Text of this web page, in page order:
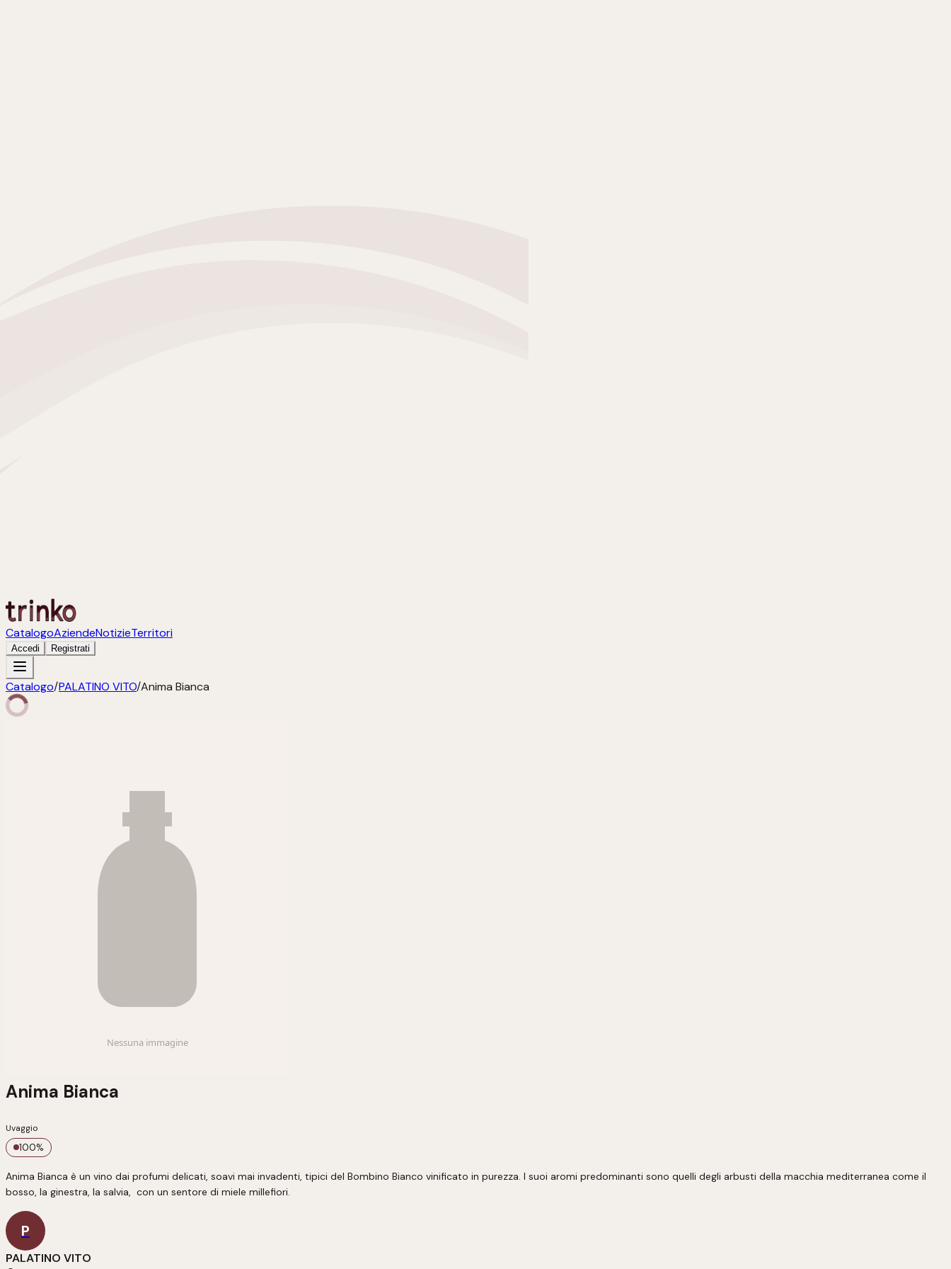
CatalogoAziendeNotizieTerritori
Accedi Registrati
Catalogo/PALATINO VITO/Anima Bianca
Anima Bianca
Uvaggio
100%
Anima Bianca è un vino dai profumi delicati, soavi mai invadenti, tipici del Bombino Bianco vinificato in purezza. I suoi aromi predominanti sono quelli degli arbusti della macchia mediterranea come il
bosso, la ginestra, la salvia,  con un sentore di miele millefiori.
P
PALATINO VITO